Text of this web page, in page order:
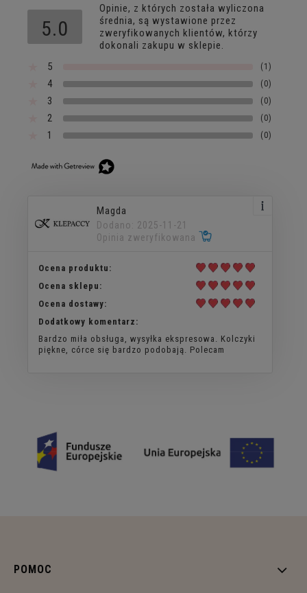
5.0
Opinie, z których została wyliczona
średnia, są wystawione przez
zweryfikowanych klientów, którzy
dokonali zakupu w sklepie.
5
(1)
4 (0)
3 (0)
2 (0)
1 (0)
Magda
Dodano: 2025-11-21
Opinia zweryfikowana
Ocena produktu:
Ocena sklepu:
Ocena dostawy:
Dodatkowy komentarz:
Bardzo miła obsługa, wysyłka ekspresowa. Kolczyki
piękne, córce się bardzo podobają. Polecam
POMOC